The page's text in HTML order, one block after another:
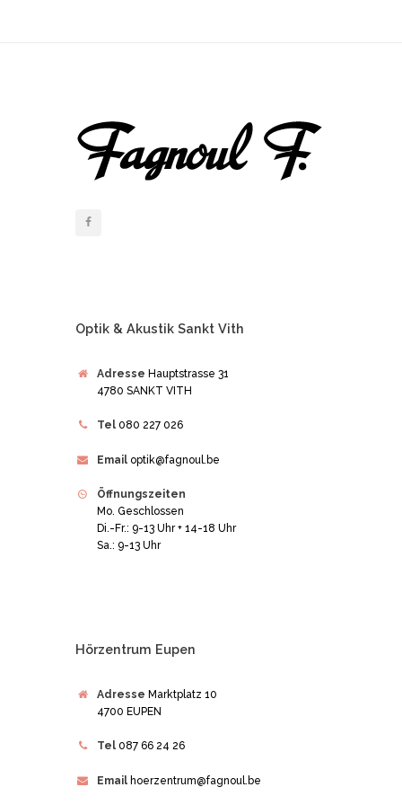
Optik & Akustik Sankt Vith
Adresse Hauptstrasse 31
4780 SANKT VITH
Tel 080 227 026
Email optik@fagnoul.be
Öffnungszeiten
Mo. Geschlossen
Di.-Fr.: 9-13 Uhr + 14-18 Uhr
Sa.: 9-13 Uhr
Hörzentrum Eupen
Adresse Marktplatz 10
4700 EUPEN
Tel 087 66 24 26
Email hoerzentrum@fagnoul.be